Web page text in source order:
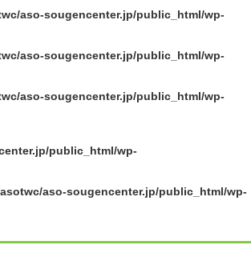
aso-sougencenter.jp/public_html/wp-
aso-sougencenter.jp/public_html/wp-
aso-sougencenter.jp/public_html/wp-
public_html/wp-
aso-sougencenter.jp/public_html/wp-